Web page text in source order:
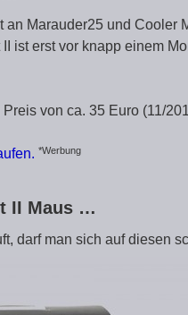
Marauder25 und Cooler
ist erst vor knapp einem
von ca. 35 Euro (11/
*Werbung
II Maus …
darf man sich auf diesen